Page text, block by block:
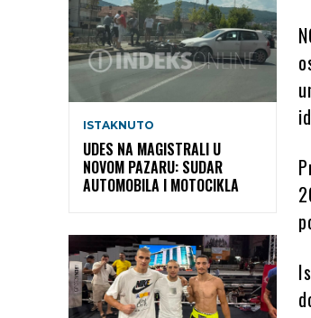
ISTAKNUTO
UDES NA MAGISTRALI U
NOVOM PAZARU: SUDAR
AUTOMOBILA I MOTOCIKLA